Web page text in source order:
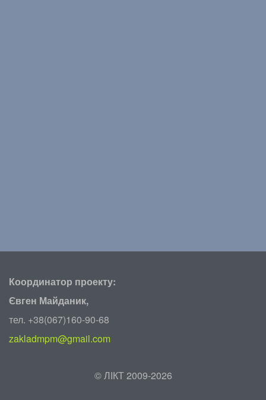
Координатор проекту:
Євген Майданик,
тел. +38(067)160-90-68
zakladmpm@gmail.com
©ЛІКТ 2009-2026